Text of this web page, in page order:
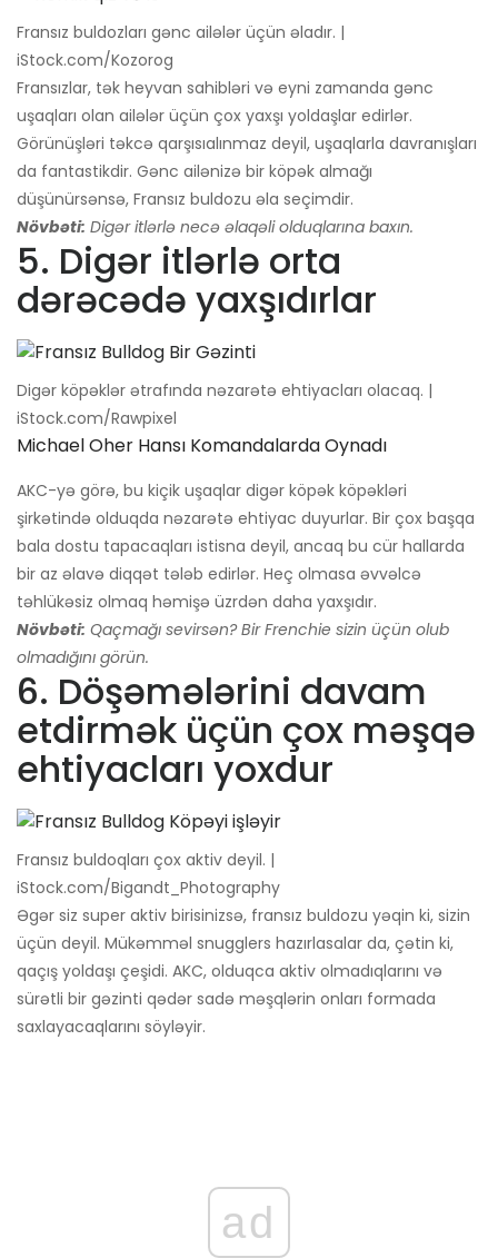
Fransız buldozları gənc ailələr üçün əladır. |
iStock.com/Kozorog
Fransızlar, tək heyvan sahibləri və eyni zamanda gənc
uşaqları olan ailələr üçün çox yaxşı yoldaşlar edirlər.
Görünüşləri təkcə qarşısıalınmaz deyil, uşaqlarla davranışları
da fantastikdir. Gənc ailənizə bir köpək almağı
düşünürsənsə, Fransız buldozu əla seçimdir.
Növbəti: Digər itlərlə necə əlaqəli olduqlarına baxın.
5. Digər itlərlə orta
dərəcədə yaxşıdırlar
Digər köpəklər ətrafında nəzarətə ehtiyacları olacaq. |
iStock.com/Rawpixel
Michael Oher Hansı Komandalarda Oynadı
AKC-yə görə, bu kiçik uşaqlar digər köpək köpəkləri
şirkətində olduqda nəzarətə ehtiyac duyurlar. Bir çox başqa
bala dostu tapacaqları istisna deyil, ancaq bu cür hallarda
bir az əlavə diqqət tələb edirlər. Heç olmasa əvvəlcə
təhlükəsiz olmaq həmişə üzrdən daha yaxşıdır.
Növbəti: Qaçmağı sevirsən? Bir Frenchie sizin üçün olub
olmadığını görün.
6. Döşəmələrini davam
etdirmək üçün çox məşqə
ehtiyacları yoxdur
Fransız buldoqları çox aktiv deyil. |
iStock.com/Bigandt_Photography
Əgər siz super aktiv birisinizsə, fransız buldozu yəqin ki, sizin
üçün deyil. Mükəmməl snugglers hazırlasalar da, çətin ki,
qaçış yoldaşı çeşidi. AKC, olduqca aktiv olmadıqlarını və
sürətli bir gəzinti qədər sadə məşqlərin onları formada
saxlayacaqlarını söyləyir.
ad